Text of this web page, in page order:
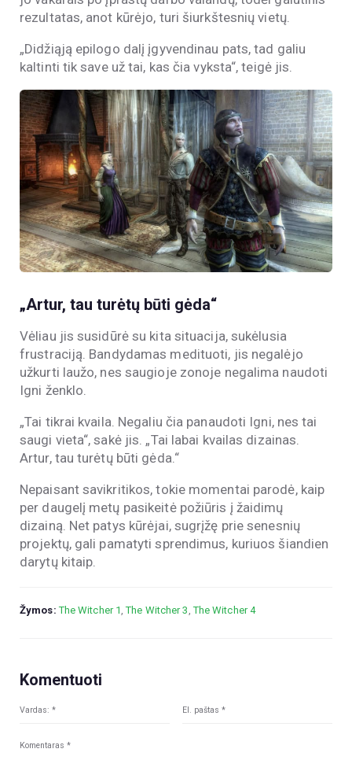
rezultatas, anot kūrėjo, turi šiurkštesnių vietų.
„Didžiąją epilogo dalį įgyvendinau pats, tad galiu
kaltinti tik save už tai, kas čia vyksta“, teigė jis.
„Artur, tau turėtų būti gėda“
Vėliau jis susidūrė su kita situacija, sukėlusia
frustraciją. Bandydamas medituoti, jis negalėjo
užkurti laužo, nes saugioje zonoje negalima naudoti
Igni ženklo.
„Tai tikrai kvaila. Negaliu čia panaudoti Igni, nes tai
saugi vieta“, sakė jis. „Tai labai kvailas dizainas.
Artur, tau turėtų būti gėda.“
Nepaisant savikritikos, tokie momentai parodė, kaip
per daugelį metų pasikeitė požiūris į žaidimų
dizainą. Net patys kūrėjai, sugrįžę prie senesnių
projektų, gali pamatyti sprendimus, kuriuos šiandien
darytų kitaip.
Žymos:The Witcher 1,The Witcher 3,The Witcher 4
Komentuoti